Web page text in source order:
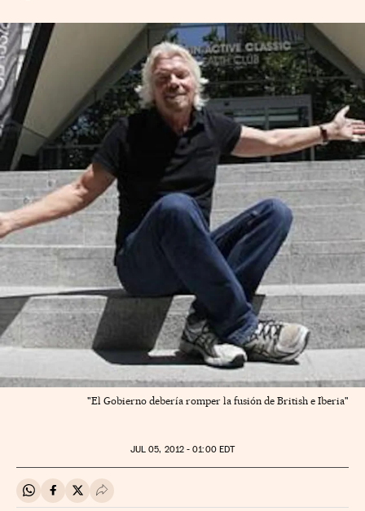
"El Gobierno debería romper la fusión de British e Iberia"
JUL 05, 2012 - 01:00EDT
Compartir en Whatsapp
Compartir en Facebook
Compartir en Twitter
Desplegar Redes Sociales